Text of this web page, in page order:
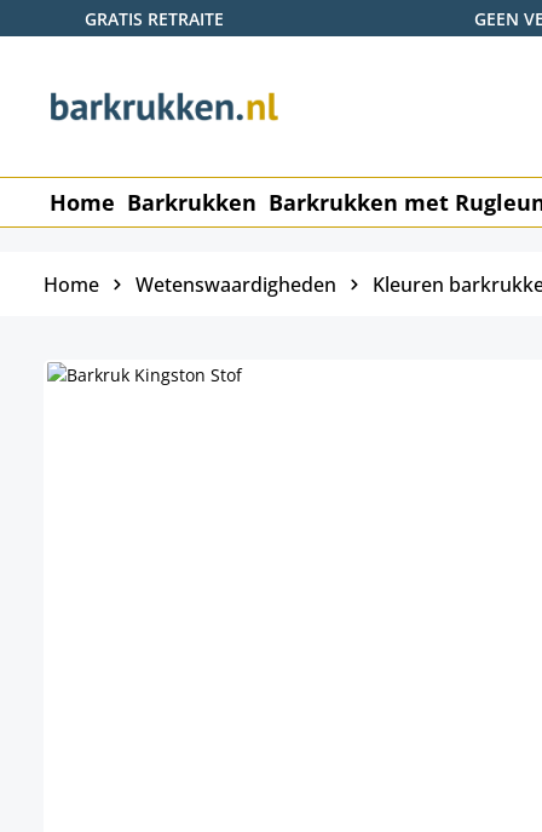
de hoofdinhoud
Ga naar de zoekopdracht
Ga naar de hoofdnavigatie
GRATIS RETRAITE GEEN
Home Barkrukken Barkrukken met
Home Wetenswaardigheden Kleuren